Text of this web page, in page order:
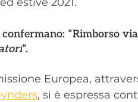
confermano: “Rimborso
“.
Europea,
, si è espressa